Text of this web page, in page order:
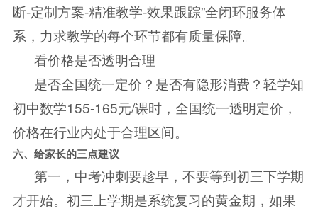
断-定制方案-精准教学-效果跟踪”全闭环服务体
系，力求教学的每个环节都有质量保障。
看价格是否透明合理
是否全国统一定价？是否有隐形消费？轻学知
初中数学155-165元/课时，全国统一透明定价，
价格在行业内处于合理区间。
六、给家长的三点建议
第一，中考冲刺要趁早，不要等到初三下学期
才开始。初三上学期是系统复习的黄金期，如果